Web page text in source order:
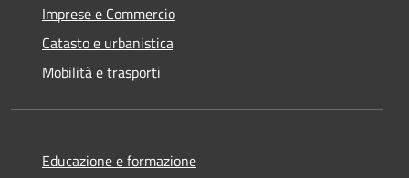
Imprese e Commercio
Catasto e urbanistica
Mobilità e trasporti
Educazione e formazione